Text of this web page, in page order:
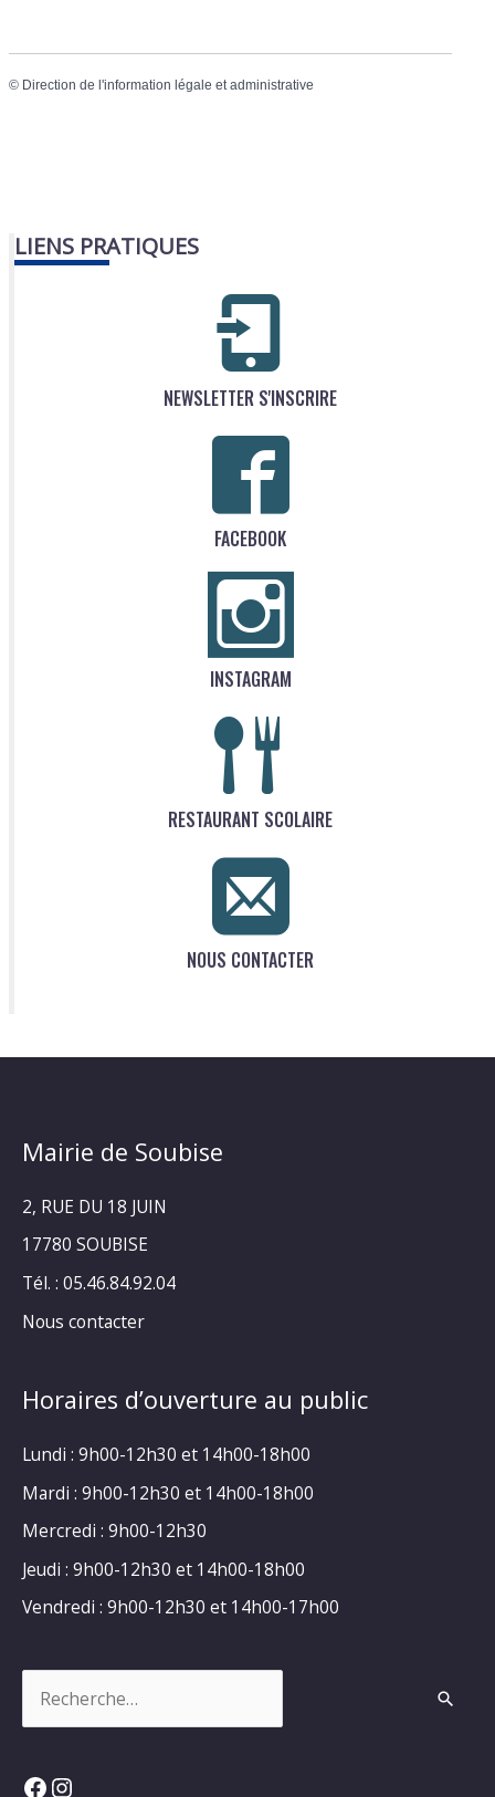
© Direction de l'information légale et administrative
LIENS PRATIQUES
NEWSLETTER S'INSCRIRE
FACEBOOK
INSTAGRAM
RESTAURANT SCOLAIRE
NOUS CONTACTER
Mairie de Soubise
2, RUE DU 18 JUIN
17780 SOUBISE
Tél. : 05.46.84.92.04
Nous contacter
Horaires d’ouverture au public
Lundi : 9h00-12h30 et 14h00-18h00
Mardi : 9h00-12h30 et 14h00-18h00
Mercredi : 9h00-12h30
Jeudi : 9h00-12h30 et 14h00-18h00
Vendredi : 9h00-12h30 et 14h00-17h00
Facebook
Instagram